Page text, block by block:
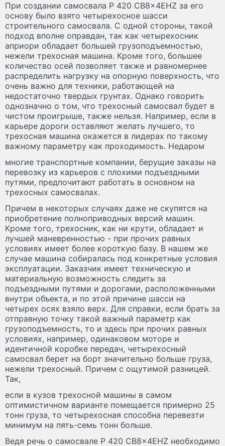
При создании самосвала P 420 CB8x4EHZ за его
основу было взято четырехосное шасси
строительного самосвала. С одной стороны, такой
подход вполне оправдан, так как четырехосник
априори обладает большей грузоподъемностью,
нежели трехосная машина. Кроме того, большее
количество осей позволяет также и равномернее
распределить нагрузку на опорную поверхность, что
очень важно для техники, работающей на
недостаточно твердых грунтах. Однако говорить
однозначно о том, что трехосный самосвал будет в
чистом проигрыше, также нельзя. Например, если в
карьере дороги оставляют желать лучшего, то
трехосная машина окажется в лидерах по такому
важному параметру как проходимость. Недаром
многие транспортные компании, берущие заказы на
перевозку из карьеров с плохими подъездными
путями, предпочитают работать в основном на
трехосных самосвалах.
Причем в некоторых случаях даже не скупятся на
приобретение полноприводных версий машин.
Кроме того, трехосник, как ни крути, обладает и
лучшей маневренностью - при прочих равных
условиях имеет более короткую базу. В нашем же
случае машина собиралась под конкретные условия
эксплуатации. Заказчик имеет техническую и
материальную возможность следить за
подъездными путями и дорогами, расположенными
внутри объекта, и по этой причине шасси на
четырех осях взяло верх. Для справки, если брать за
отправную точку такой важный параметр как
грузоподъемность, то и здесь при прочих равных
условиях, например, одинаковом моторе и
идентичной коробке передач, четырехосный
самосвал берет на борт значительно больше груза,
нежели трехосный. Причем с ощутимой разницей.
Так,
если в кузов трехосной машины в самом
оптимистичном варианте помещается примерно 25
тонн груза, то четырехосная способна перевезти
минимум на пять-семь тонн больше.
Ведя речь о самосвале P 420 CB8x4EHZ необходимо